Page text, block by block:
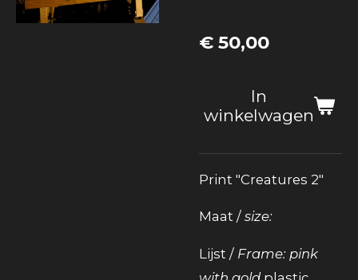
€ 50,00
In
winkelwagen
Print "Creatures 2"
Maat / size:
Lijst / Frame: pink